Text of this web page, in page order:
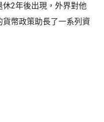
2年後出現，外界對他
幣政策助長了一系列資